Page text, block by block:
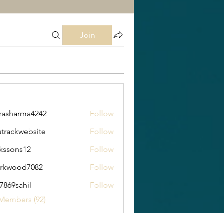
Join
Follow
Follow
Follow
Follow
Follow
(92)